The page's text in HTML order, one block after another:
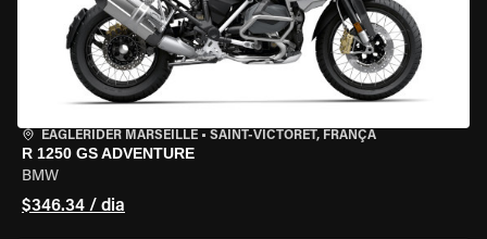
EAGLERIDER MARSEILLE • SAINT-VICTORET, FRANÇA
R 1250 GS ADVENTURE
BMW
$346.34 / dia